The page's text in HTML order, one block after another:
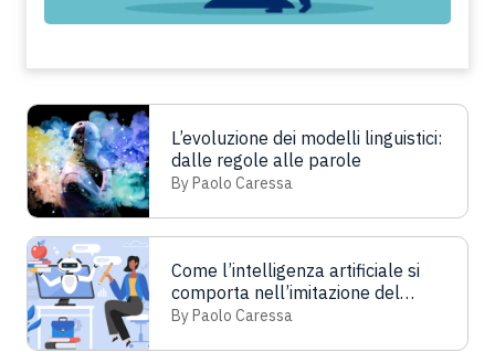
L’evoluzione dei modelli linguistici:
dalle regole alle parole
By Paolo Caressa
Come l’intelligenza artificiale si
comporta nell’imitazione del
linguaggio
By Paolo Caressa